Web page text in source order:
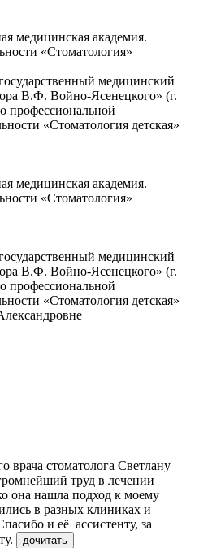
медицинская академия.
«Стоматология»
медицинский
В.Ф. Войно-Ясенецкого» (г.
профессиональной
«Стоматология детская»
медицинская академия.
«Стоматология»
медицинский
В.Ф. Войно-Ясенецкого» (г.
профессиональной
«Стоматология детская»
врача стоматолога Светлану
труд в лечении
она нашла подход к моему
в разных клиниках и
и её ассистенту, за
дочитать